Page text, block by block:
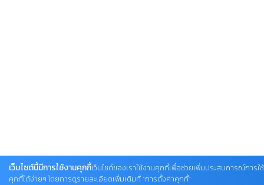
เว็บไซต์นี้มีการใช้งานคุกกี้เว็บไซต์ของเราใช้งานคุกกี้เพื่อช่วยเพิ่มประสบการณ์กา
คุกกี้ได้ง่ายๆ โดยการดูรายละเอียดเพิ่มเติมที่ “การตั้งค่าคุกกี้”